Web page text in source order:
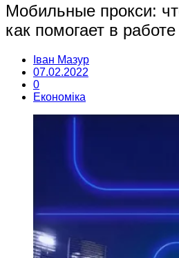
Мобильные прокси:
как помогает в
Іван Мазур
07.02.2022
0
Економіка